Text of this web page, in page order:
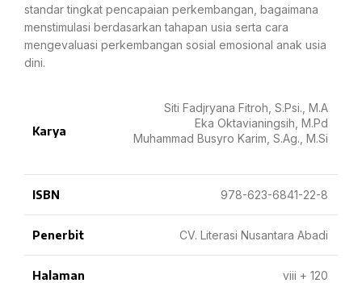
standar tingkat pencapaian perkembangan, bagaimana
menstimulasi berdasarkan tahapan usia serta cara
mengevaluasi perkembangan sosial emosional anak usia
dini.
Karya
Siti Fadjryana Fitroh, S.Psi., M.A
Eka Oktavianingsih, M.Pd
Muhammad Busyro Karim, S.Ag., M.Si
ISBN 978-623-6841-22-8
Penerbit CV. Literasi Nusantara Abadi
Halaman viii + 120